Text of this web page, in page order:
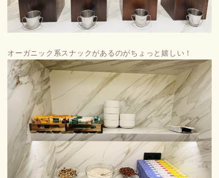
オーガニック系スナックがあるのがちょっと嬉しい！